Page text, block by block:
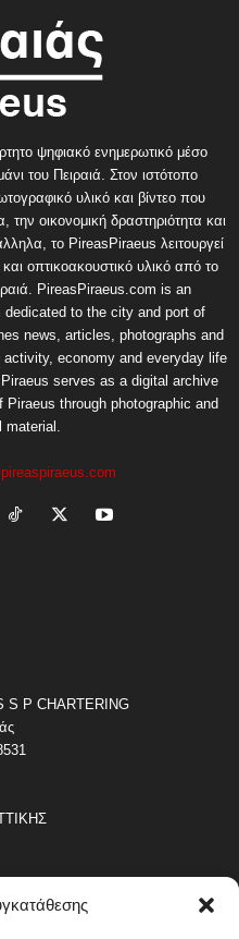
ψηφιακό ενημερωτικό μέσο
του Πειραιά. Στον ιστότοπο
υλικό και βίντεο που
την οικονομική δραστηριότητα και
το PireasPiraeus λειτουργεί
οπτικοακουστικό υλικό από το
PireasPiraeus.com is an
to the city and port of
news, articles, photographs and
economy and everyday life
serves as a digital archive
through photographic and
S P CHARTERING